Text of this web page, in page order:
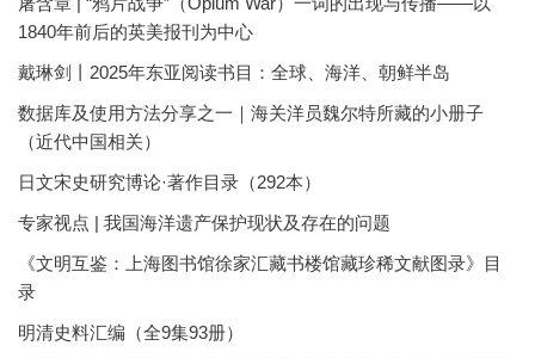
1840年前后的英美报刊为中心
戴琳剑丨2025年东亚阅读书目：全球、海洋、朝鲜半岛
数据库及使用方法分享之一｜海关洋员魏尔特所藏的小册子
（近代中国相关）
日文宋史研究博论·著作目录（292本）
专家视点 | 我国海洋遗产保护现状及存在的问题
《文明互鉴：上海图书馆徐家汇藏书楼馆藏珍稀文献图录》目
录
明清史料汇编（全9集93册）